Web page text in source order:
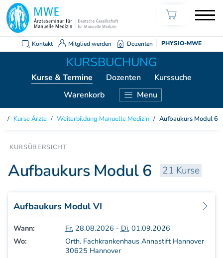
Kontakt Mitglied werden Dozenten PHYSIO-MWE
Kurse & Termine Dozenten
Kurssuche
Warenkorb
Menu
KURSE ÄRZTE
Grundkurs Modul 1
Grundkurs Modul 2
Grundkurs Modul 3
Aufbaukurs Modul 5
Aufbaukurs Modul 6
Aufbaukurs Modul 7
Aufbaukurs Modul 8
Fortbildung & Zusatzkurse
Kurse Ärzte / Weiterbildung Manuelle Medizin / Aufbaukurs Modul 6
Aufbaukurs Modul 6 21 Kurse
Aufbaukurs Modul VI
Wann: Fr.28.08.2026 - Di.01.09.2026
Wo:
Orth. Fachkrankenhaus Annastift Hannover
30625 Hannover